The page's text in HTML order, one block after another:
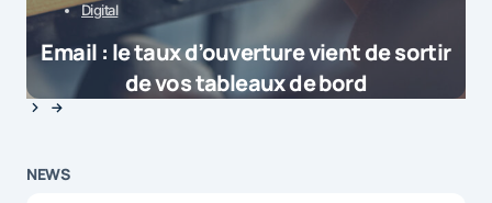
Digital
Email : le taux d’ouverture vient de sortir
de vos tableaux de bord
NEWS